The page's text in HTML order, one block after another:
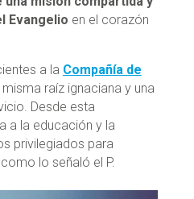
Evangelio en el corazón
a la Compañía de
raíz ignaciana y una
Desde esta
a la educación y la
privilegiados para
lo señaló el P.